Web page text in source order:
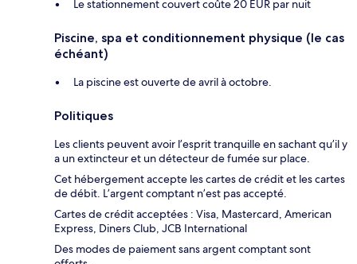
Le stationnement couvert coûte 20 EUR par nuit
Piscine, spa et conditionnement physique (le cas
échéant)
La piscine est ouverte de avril à octobre.
Politiques
Les clients peuvent avoir l’esprit tranquille en sachant qu’il y
a un extincteur et un détecteur de fumée sur place.
Cet hébergement accepte les cartes de crédit et les cartes
de débit. L’argent comptant n’est pas accepté.
Cartes de crédit acceptées : Visa, Mastercard, American
Express, Diners Club, JCB International
Des modes de paiement sans argent comptant sont